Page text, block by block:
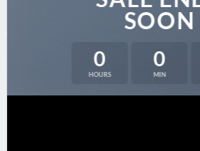
SOON
0
HOURS
0
MIN